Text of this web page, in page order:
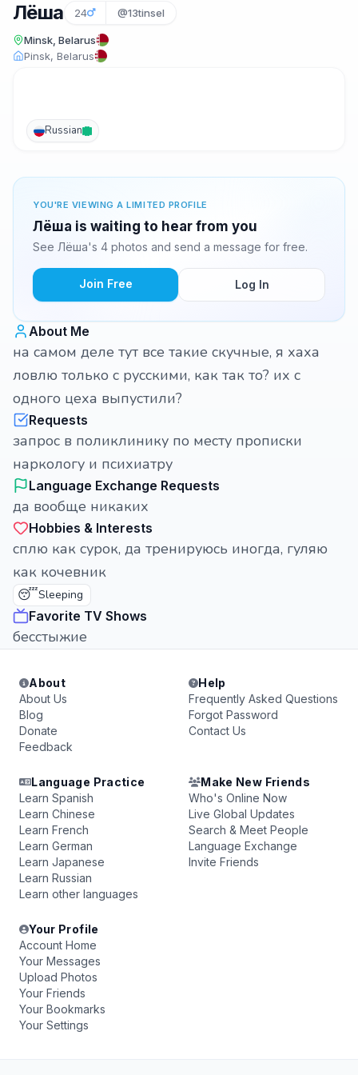
Лёша 24 @13tinsel
Minsk, Belarus
Pinsk, Belarus
Russian
YOU'RE VIEWING A LIMITED PROFILE
Лёша is waiting to hear from you
See Лёша's 4 photos and send a message for free.
Join Free Log In
About Me
на самом деле тут все такие скучные, я хаха
ловлю только с русскими, как так то? их с
одного цеха выпустили?
Requests
запрос в поликлинику по месту прописки
наркологу и психиатру
Language Exchange Requests
да вообще никаких
Hobbies & Interests
сплю как сурок, да тренируюсь иногда, гуляю
как кочевник
😴Sleeping
Favorite TV Shows
бесстыжие
About
About Us
Blog
Donate
Feedback
Help
Frequently Asked Questions
Forgot Password
Contact Us
Language Practice
Learn Spanish
Learn Chinese
Learn French
Learn German
Learn Japanese
Learn Russian
Learn other languages
Make New Friends
Who's Online Now
Live Global Updates
Search & Meet People
Language Exchange
Invite Friends
Your Profile
Account Home
Your Messages
Upload Photos
Your Friends
Your Bookmarks
Your Settings